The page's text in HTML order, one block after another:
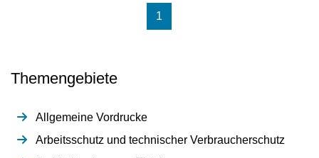
1
Themengebiete
Allgemeine Vordrucke
Arbeitsschutz und technischer Verbraucherschutz